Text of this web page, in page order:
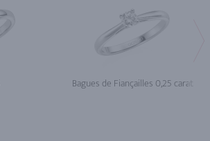
Bagues de Fiançailles 0,25 carat